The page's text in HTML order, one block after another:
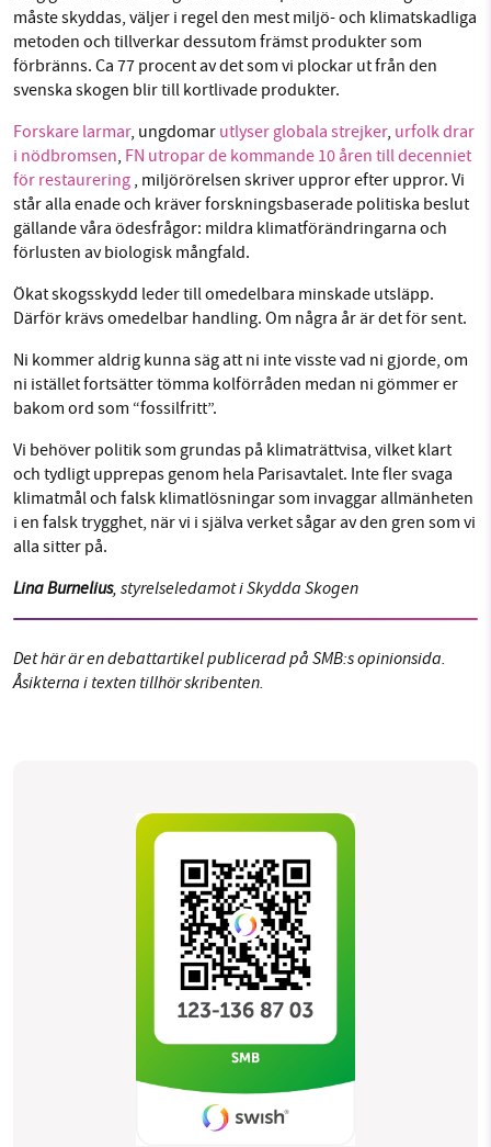
måste skyddas, väljer i regel den mest miljö- och klimatskadliga
metoden och tillverkar dessutom främst produkter som
förbränns. Ca 77 procent av det som vi plockar ut från den
svenska skogen blir till kortlivade produkter.
Forskare larmar, ungdomar utlyser globala strejker, urfolk drar
i nödbromsen, FN utropar de kommande 10 åren till decenniet
för restaurering , miljörörelsen skriver uppror efter uppror. Vi
står alla enade och kräver forskningsbaserade politiska beslut
gällande våra ödesfrågor: mildra klimatförändringarna och
förlusten av biologisk mångfald.
Ökat skogsskydd leder till omedelbara minskade utsläpp.
Därför krävs omedelbar handling. Om några år är det för sent.
Ni kommer aldrig kunna säg att ni inte visste vad ni gjorde, om
ni istället fortsätter tömma kolförråden medan ni gömmer er
bakom ord som “fossilfritt”.
Vi behöver politik som grundas på klimaträttvisa, vilket klart
och tydligt upprepas genom hela Parisavtalet. Inte fler svaga
klimatmål och falsk klimatlösningar som invaggar allmänheten
i en falsk trygghet, när vi i själva verket sågar av den gren som vi
alla sitter på.
Lina Burnelius, styrelseledamot i Skydda Skogen
Det här är en debattartikel publicerad på SMB:s opinionsida.
Åsikterna i texten tillhör skribenten.